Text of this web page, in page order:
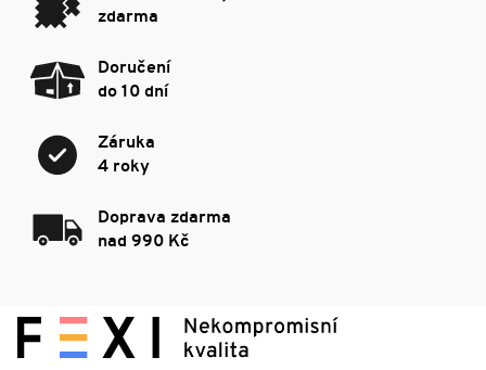
zdarma
Doručení
do 10 dní
Záruka
4 roky
Doprava zdarma
nad 990 Kč